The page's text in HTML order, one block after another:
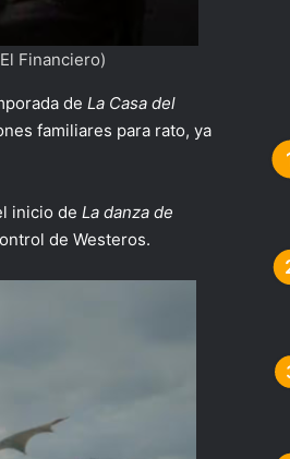
Financiero)
de La Casa del
familiares para rato, ya
inicio de La danza de
de Westeros.